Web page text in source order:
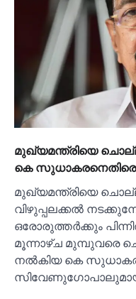
മുഖ്യമന്ത്രിയെ
കെ
മുഖ്യമന്ത്രിയെ
വിഴുപ്പലക്കല്‍
ഒരോരുത്തര്‍ക്കും
മൂന്നാഴ്ച മുമ്പുവരെ
നല്‍കിയ കെ